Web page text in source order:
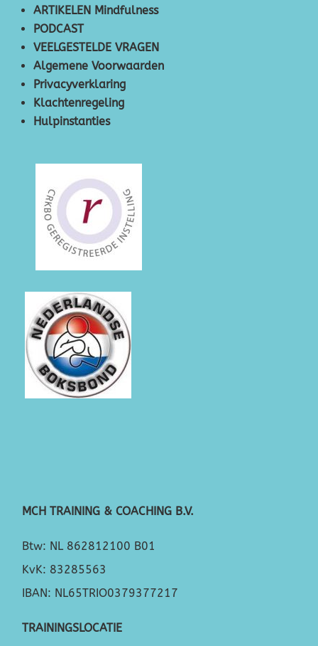
ARTIKELEN Mindfulness
PODCAST
VEELGESTELDE VRAGEN
Algemene Voorwaarden
Privacyverklaring
Klachtenregeling
Hulpinstanties
MCH TRAINING & COACHING B.V.
Btw: NL 862812100 B01
KvK: 83285563
IBAN: NL65TRIO0379377217
TRAININGSLOCATIE